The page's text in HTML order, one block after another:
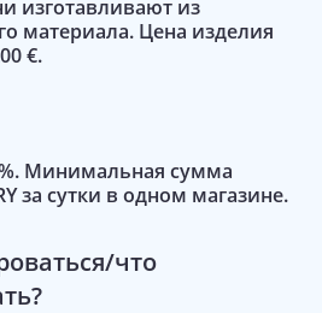
изготавливают из
материала. Цена изделия
€.
Минимальная сумма
за сутки в одном магазине.
что